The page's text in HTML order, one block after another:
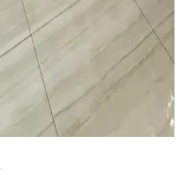
Büyük Mobilya
Yenileme Yöntemleri
değiştirilmeden halı seçimi,
dekorasyonu ve bitkilerle
Katmanlı aydınlatma ve